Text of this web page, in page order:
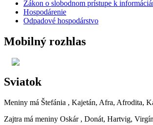
Zákon o slobodnom prístupe k
Hospodárenie
Odpadové hospodárstvo
Mobilný rozhlas
Sviatok
Meniny má Štefánia , Kajetán, Afra, Afrodita,
Zajtra má meniny Oskár , Donát, Hartvig,